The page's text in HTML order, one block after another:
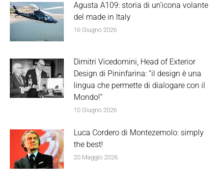
Agusta A109: storia di un’icona volante
del made in Italy
16 Giugno 2026
Dimitri Vicedomini, Head of Exterior
Design di Pininfarina: “il design è una
lingua che permette di dialogare con il
Mondo!”
10 Giugno 2026
Luca Cordero di Montezemolo: simply
the best!
20 Maggio 2026